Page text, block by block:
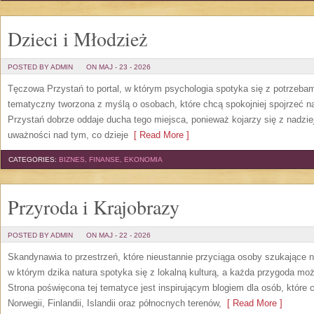
Dzieci i Młodzież
POSTED BY ADMIN ON MAJ - 23 - 2026
Tęczowa Przystań to portal, w którym psychologia spotyka się z
tematyczny tworzona z myślą o osobach, które chcą spokojniej spojrzeć
Przystań dobrze oddaje ducha tego miejsca, ponieważ kojarzy się z
uważności nad tym, co dzieje [ Read More ]
CATEGORIES: BIZNES, FINANSE, EKONOMIA
Przyroda i Krajobrazy
POSTED BY ADMIN ON MAJ - 22 - 2026
Skandynawia to przestrzeń, które nieustannie przyciąga osoby szukające
w którym dzika natura spotyka się z lokalną kulturą, a każda przygoda
Strona poświęcona tej tematyce jest inspirującym blogiem dla osób, które
Norwegii, Finlandii, Islandii oraz północnych terenów, [ Read More ]